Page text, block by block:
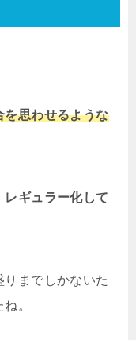
を思わせるような
ギュラー化して
までしかないた
。